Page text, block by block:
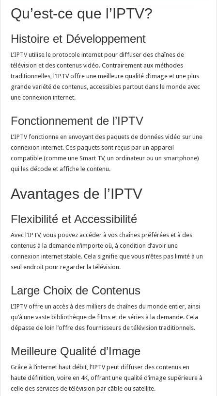
Qu’est-ce que l’IPTV?
Histoire et Développement
L’IPTVutilise le protocole internet pour diffuser des chaînes de
télévision et des contenus vidéo. Contrairement aux méthodes
traditionnelles, l’IPTV offre une meilleure qualité d’image et une plus
grande variété de contenus, accessibles partout dans le monde avec
une connexion internet.
Fonctionnement de l’IPTV
L’IPTV fonctionne en envoyant des paquets de données vidéo sur une
connexion internet. Ces paquets sont reçus par un appareil
compatible (comme une Smart TV, un ordinateur ou un smartphone)
qui les décode et affiche le contenu.
Avantages de l’IPTV
Flexibilité et Accessibilité
Avec l’IPTV, vous pouvez accéder à vos chaînes préférées et à des
contenus à la demande n’importe où, à condition d’avoir une
connexion internet stable. Cela signifie que vous n’êtes pas limité à un
seul endroit pour regarder la télévision.
Large Choix de Contenus
L’IPTV offre un accès à des milliers de chaînes du monde entier, ainsi
qu’à une vaste bibliothèque de films et de séries à la demande. Cela
dépasse de loin l’offre des fournisseurs de télévision traditionnels.
Meilleure Qualité d’Image
Grâce à l’internet haut débit, l’IPTV peut diffuser des contenus en
haute définition, voire en 4K, offrant une qualité d’image supérieure à
celle des services de télévision par câble ou satellite.